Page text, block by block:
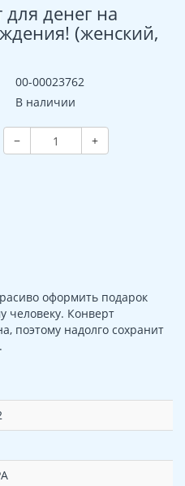
денег на
(женский,
00-00023762
В наличии
− +
оформить подарок
человеку. Конверт
поэтому надолго сохранит